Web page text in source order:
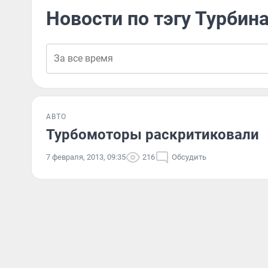
Новости по тэгу Турбина
АВТО
Турбомоторы раскритиковали
7 февраля, 2013, 09:35 216 Обсудить